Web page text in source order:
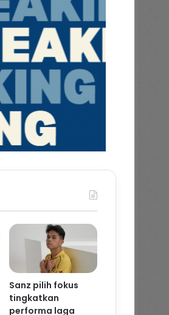
Sanz pilih fokus
tingkatkan
performa laga